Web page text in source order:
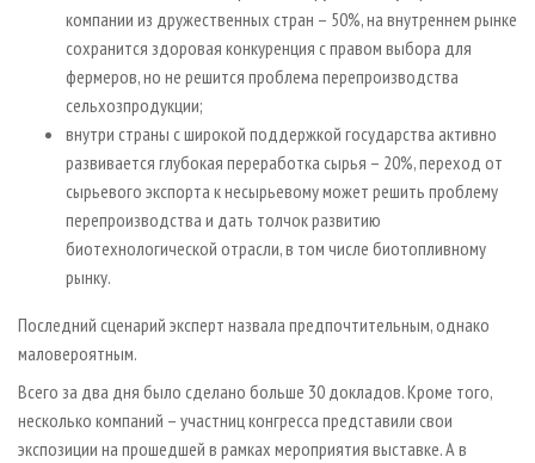
компании из дружественных стран – 50%, на внутреннем рынке
сохранится здоровая конкуренция с правом выбора для
фермеров, но не решится проблема перепроизводства
сельхозпродукции;
внутри страны с широкой поддержкой государства активно
развивается глубокая переработка сырья – 20%, переход от
сырьевого экспорта к несырьевому может решить проблему
перепроизводства и дать толчок развитию
биотехнологической отрасли, в том числе биотопливному
рынку.
Последний сценарий эксперт назвала предпочтительным, однако
маловероятным.
Всего за два дня было сделано больше 30 докладов. Кроме того,
несколько компаний – участниц конгресса представили свои
экспозиции на прошедшей в рамках мероприятия выставке. А в